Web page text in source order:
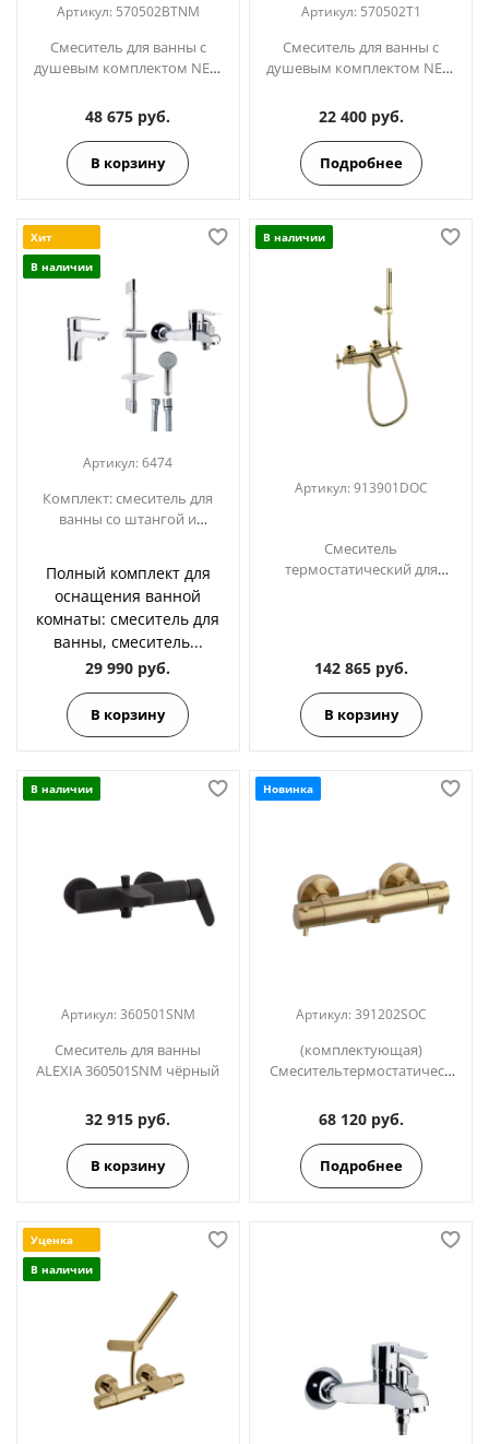
Артикул: 570502BTNM
Смеситель для ванны с
душевым комплектом NEW
48 675 руб.
В корзину
Артикул: 570502T1
Смеситель для ванны с
душевым комплектом NEW
22 400 руб.
Подробнее
Хит
В наличии
Артикул:6474
Комплект: смеситель для
ванны со штангой и
YPSILON PLUS 6474
Полный комплект для
оснащения ванной
комнаты: смеситель для
ванны, смеситель...
29 990 руб.
В корзину
В наличии
Артикул: 913901DOC
Смеситель
термостатический для
142 865 руб.
В корзину
В наличии
Артикул: 360501SNM
Смеситель для ванны
ALEXIA 360501SNM чёрный
32 915 руб.
В корзину
Новинка
Артикул: 391202SOC
(комплектующая)
Смесительтермостатическ
системы ODISEA 391202SOC
золото
68 120 руб.
Подробнее
Уценка
В наличии